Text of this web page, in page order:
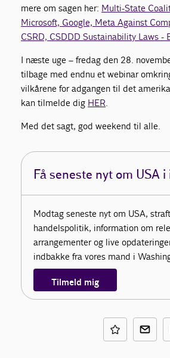
mere om sagen her: Multi-State
Microsoft, Google, Meta Against
CSRD, CSDDD Sustainability Laws -
I næste uge – fredag den 28.
tilbage med endnu et webinar
vilkårene for adgangen til det
kan tilmelde dig HER.
Med det sagt, god weekend til alle.
Få seneste nyt om USA
Modtag seneste nyt om USA,
handelspolitik, information om
arrangementer og live
indbakke fra vores mand i
Tilmeld mig